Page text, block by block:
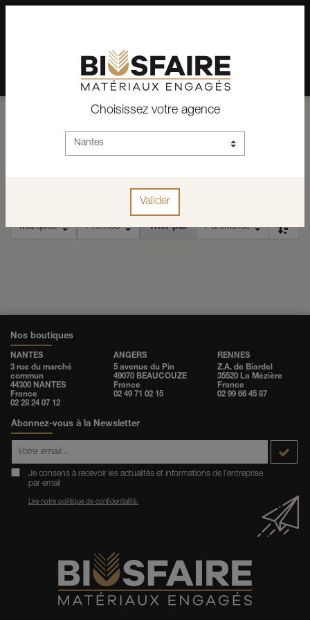
Depuis plus de 15 ans, conseil et vente de matériaux pour un
habitat pérenne.
Trier par
Nos boutiques
NANTES
3 rue du marché
commun
44300 NANTES
France
02 28 24 07 12
ANGERS
5 avenue du Pin
49070 BEAUCOUZE
France
02 49 71 02 15
RENNES
Z.A. de Biardel
35520 La Mézière
France
02 99 66 45 87
Abonnez-vous à la Newsletter
Je consens à recevoir les actualités et informations de l'entreprise
par email
Lire notre politique de confidentialité.
Choisissez votre agence
Valider